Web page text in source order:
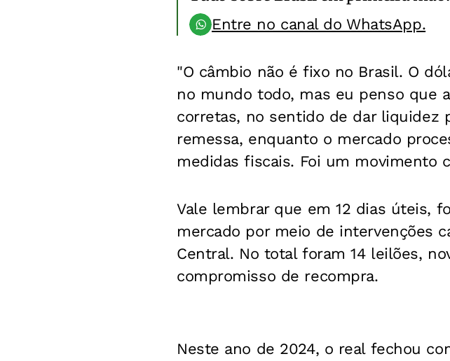
Entre no canal do WhatsApp.
"O câmbio não é fixo no Brasil. O
no mundo todo, mas eu penso que
corretas, no sentido de dar liquidez
remessa, enquanto o mercado
medidas fiscais. Foi um movimento
Vale lembrar que em 12 dias úteis,
mercado por meio de intervenções
Central. No total foram 14 leilões,
compromisso de recompra.
Neste ano de 2024, o real fechou